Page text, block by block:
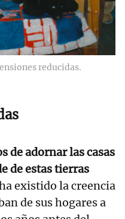
reducidas.
de adornar las casas
de estas tierras
existido la creencia
de sus hogares a